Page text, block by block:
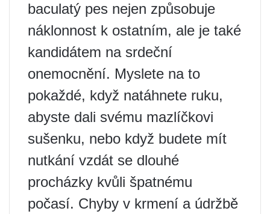
baculatý pes nejen způsobuje
náklonnost k ostatním, ale je také
kandidátem na srdeční
onemocnění. Myslete na to
pokaždé, když natáhnete ruku,
abyste dali svému mazlíčkovi
sušenku, nebo když budete mít
nutkání vzdát se dlouhé
procházky kvůli špatnému
počasí. Chyby v krmení a údržbě